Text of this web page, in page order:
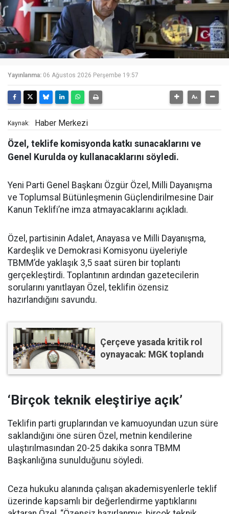
Yayınlanma: 06 Ağustos 2026 Perşembe 19:57
Kaynak: Haber Merkezi
Özel, teklife komisyonda katkı sunacaklarını ve
Genel Kurulda oy kullanacaklarını söyledi.
Yeni Parti Genel Başkanı Özgür Özel, Milli Dayanışma
ve Toplumsal Bütünleşmenin Güçlendirilmesine Dair
Kanun Teklifi’ne imza atmayacaklarını açıkladı.
Özel, partisinin Adalet, Anayasa ve Milli Dayanışma,
Kardeşlik ve Demokrasi Komisyonu üyeleriyle
TBMM’de yaklaşık 3,5 saat süren bir toplantı
gerçekleştirdi. Toplantının ardından gazetecilerin
sorularını yanıtlayan Özel, teklifin özensiz
hazırlandığını savundu.
Çerçeve yasada kritik rol
oynayacak: MGK toplandı
‘Birçok teknik eleştiriye açık’
Teklifin parti gruplarından ve kamuoyundan uzun süre
saklandığını öne süren Özel, metnin kendilerine
ulaştırılmasından 20-25 dakika sonra TBMM
Başkanlığına sunulduğunu söyledi.
Ceza hukuku alanında çalışan akademisyenlerle teklif
üzerinde kapsamlı bir değerlendirme yaptıklarını